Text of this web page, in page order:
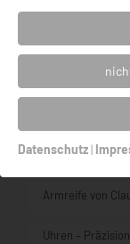
Uhren TRIWA
Aktuelle
Armreife von
Uhren –
Datenschutz|